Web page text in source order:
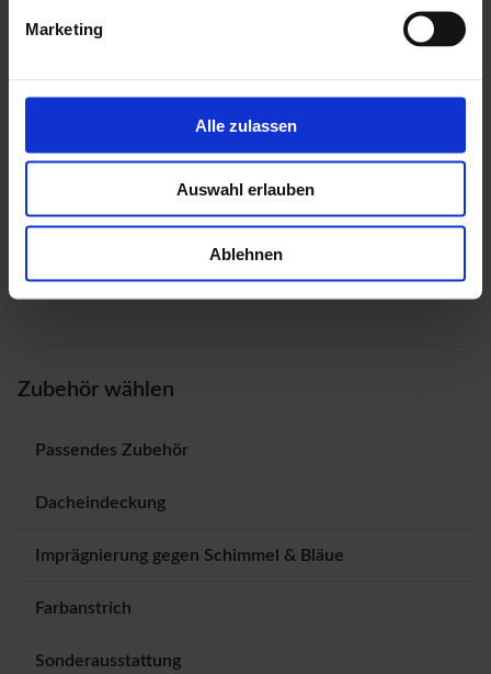
Marketing
Alle zulassen
Auswahl erlauben
Ablehnen
Zubehör wählen
Passendes Zubehör
Dacheindeckung
Imprägnierung gegen Schimmel & Bläue
Farbanstrich
Sonderausstattung